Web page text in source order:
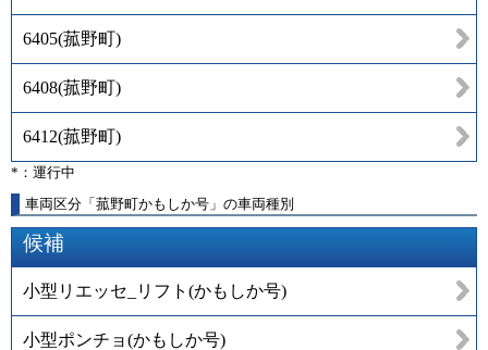
6405(菰野町)
6408(菰野町)
6412(菰野町)
*：運行中
車両区分「菰野町かもしか号」の車両種別
候補
小型リエッセ_リフト(かもしか号)
小型ポンチョ(かもしか号)